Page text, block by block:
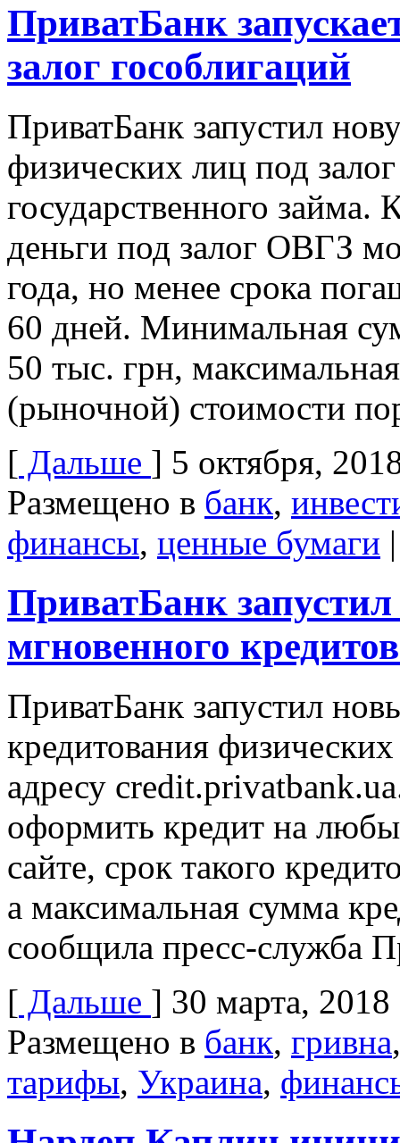
ПриватБанк
залог гособлигаций
ПриватБанк запустил
физических лиц под
государственного
деньги под залог ОВГЗ
года, но менее срока
60 дней. Минимальная
50 тыс. грн,
(рыночной) стоимости
[ Дальше ] 5 октября,
Размещено в банк,
финансы, ценные бумаги |
ПриватБанк
мгновенного
ПриватБанк запустил
кредитования
адресу
оформить кредит на
сайте, срок такого
а максимальная сумма
сообщила пресс-служба
[ Дальше ] 30 марта, 2018
Размещено в банк, гривна
тарифы, Украина,